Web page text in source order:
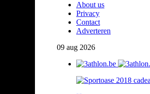
About us
Privacy
Contact
Adverteren
09 aug 2026